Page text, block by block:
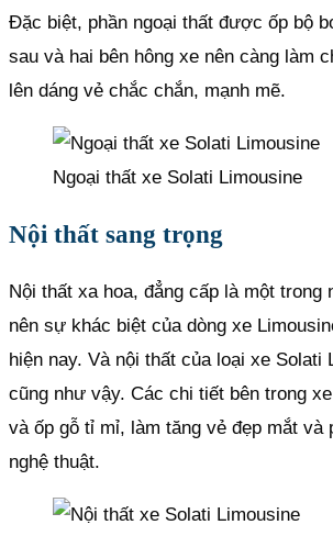
Đặc biệt, phần ngoại thất được ốp bộ
sau và hai bên hông xe nên càng làm
lên dáng vẻ chắc chắn, mạnh mẽ.
Ngoại thất xe Solati Limousine
Nội thất sang trọng
Nội thất xa hoa, đẳng cấp là một trong
nên sự khác biệt của dòng xe
hiện nay. Và nội thất của loại xe Solati
cũng như vậy. Các chi tiết bên trong
và ốp gỗ tỉ mỉ, làm tăng vẻ đẹp mắt và
nghệ thuật.